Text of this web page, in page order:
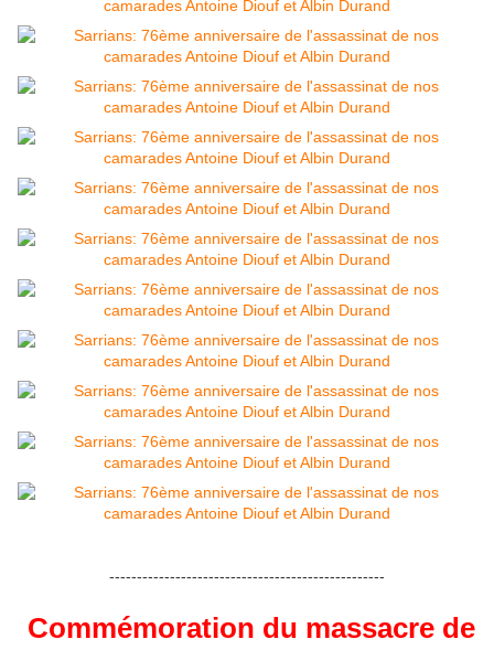
--------------------------------------------------
Commémoration du massacre de